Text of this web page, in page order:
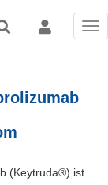
(Keytruda®) ist